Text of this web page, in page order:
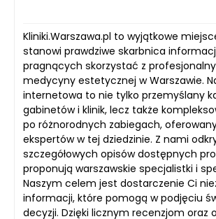
Kliniki.Warszawa.pl to wyjątkowe
stanowi prawdziwe skarbnica
pragnących skorzystać z
medycyny estetycznej w Warszawie.
internetowa to nie tylko przemyślany
gabinetów i klinik, lecz także
po różnorodnych zabiegach,
ekspertów w tej dziedzinie. Z nami
szczegółowych opisów dostępnych
proponują warszawskie specjalistki i
Naszym celem jest dostarczenie Ci
informacji, które pomogą w podjęciu
decyzji. Dzięki licznym recenzjom oraz